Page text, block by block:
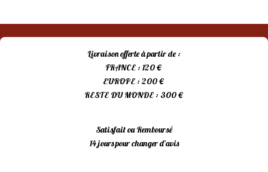
Livraison offerte à partir de :
FRANCE : 120 €
EUROPE : 200 €
RESTE DU MONDE : 300 €
Satisfait ou Remboursé
14 jours pour changer d’avis